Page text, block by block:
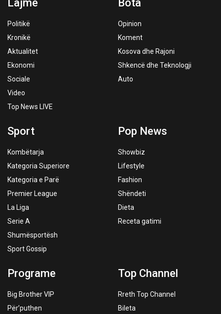
Lajme
Politikë
Kronikë
Aktualitet
Ekonomi
Sociale
Video
Top News LIVE
Bota
Opinion
Koment
Kosova dhe Rajoni
Shkencë dhe Teknologji
Auto
Sport
Kombëtarja
Kategoria Superiore
Kategoria e Parë
Premier League
La Liga
Serie A
Shumësportësh
Sport Gossip
Pop News
Showbiz
Lifestyle
Fashion
Shëndeti
Dieta
Receta gatimi
Programe
Big Brother VIP
Për’puthen
Top Channel
Rreth Top Channel
Bileta